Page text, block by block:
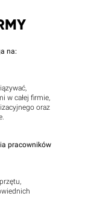
na:
w całej firmie,
oraz
pracowników